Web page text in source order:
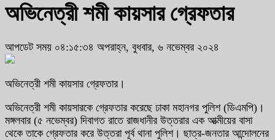
অভিনেত্রী শমী কায়সার গ্রেফতার
আপডেট সময় ০৪:১৫:৩৪ অপরাহ্ন, বুধবার, ৬ নভেম্বর ২০২৪
অভিনেত্রী শমী কায়সার গ্রেফতার।
অভিনেত্রী শমী কায়সারকে গ্রেফতার করেছে ঢাকা মহানগর পুলিশ (ডিএমপি)।
মঙ্গলবার (৫ নভেম্বর) দিবাগত রাতে রাজধানীর উত্তরার এক আত্মীয়ের বাসা
থেকে তাকে গ্রেফতার করে উত্তরা পূর্ব থানা পুলিশ। ছাত্র-জনতার আন্দোলনের